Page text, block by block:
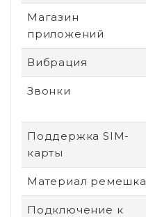
Магазин
приложений
Вибрация
Звонки
Поддержка SIM-
карты
Материал ремешка
Подключение к